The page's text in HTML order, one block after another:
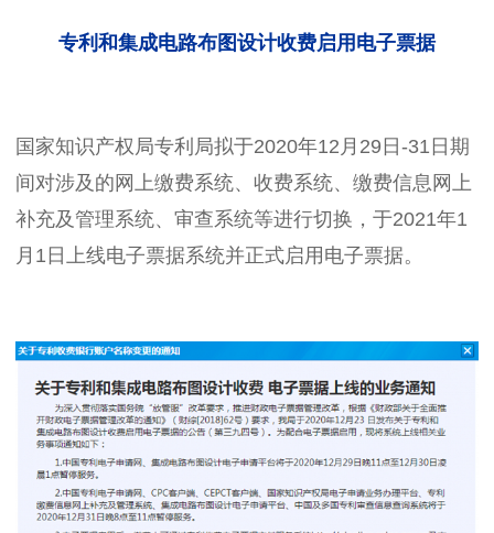
专利和集成电路布图设计收费启用电子票据
国家知识产权局专利局拟于2020年12月29日-31日期
间对涉及的网上缴费系统、收费系统、缴费信息网上
补充及管理系统、审查系统等进行切换，于2021年1
月1日上线电子票据系统并正式启用电子票据。